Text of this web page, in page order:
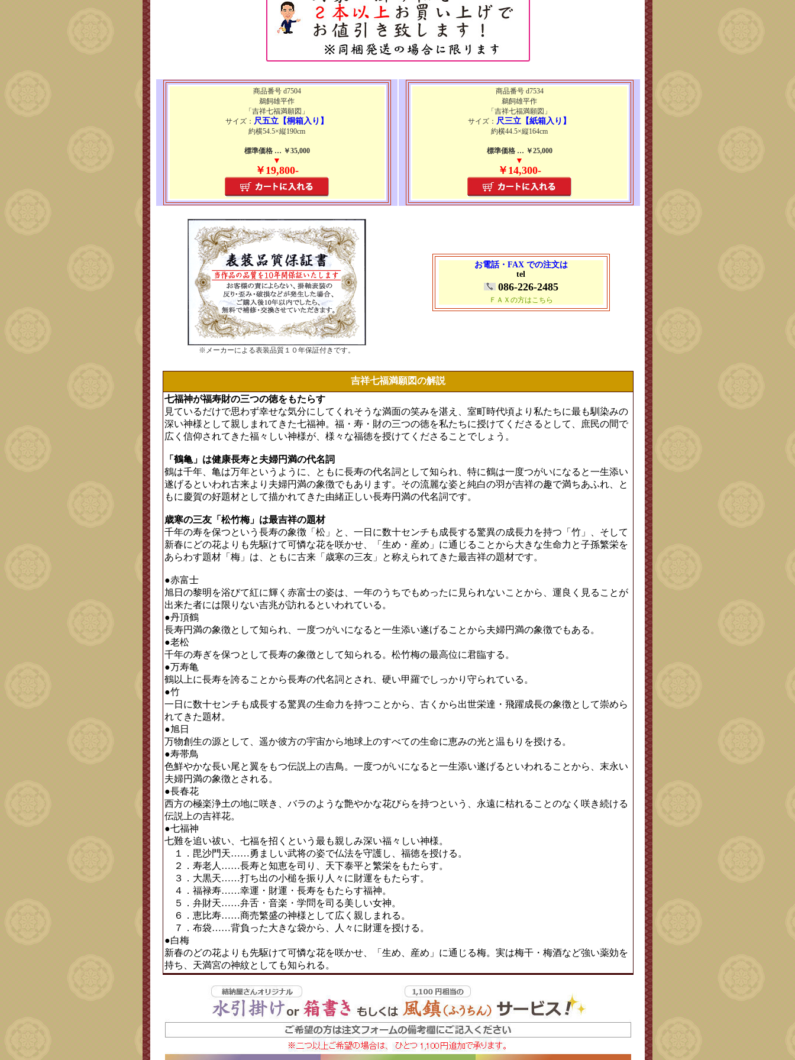
商品番号 d7504
鵜飼雄平作
「吉祥七福満願図」
サイズ： 尺五立【桐箱入り】
約横54.5×縦190cm
標準価格 … ￥35,000
▼
￥19,800-
商品番号 d7534
鵜飼雄平作
「吉祥七福満願図」
サイズ： 尺三立【紙箱入り】
約横44.5×縦164cm
標準価格 … ￥25,000
▼
￥14,300-
※メーカーによる表装品質１０年保証付きです。
お電話・FAX での注文は
tel
086-226-2485
ＦＡＸの方はこちら
吉祥七福満願図の解説
七福神が福寿財の三つの徳をもたらす
見ているだけで思わず幸せな気分にしてくれそうな満面の笑みを湛え、室町時代頃より私たちに最も馴染みの
深い神様として親しまれてきた七福神。福・寿・財の三つの徳を私たちに授けてくださるとして、庶民の間で
広く信仰されてきた福々しい神様が、様々な福徳を授けてくださることでしょう。
「鶴亀」は健康長寿と夫婦円満の代名詞
鶴は千年、亀は万年というように、ともに長寿の代名詞として知られ、特に鶴は一度つがいになると一生添い
遂げるといわれ古来より夫婦円満の象徴でもあります。その流麗な姿と純白の羽が吉祥の趣で満ちあふれ、と
もに慶賀の好題材として描かれてきた由緒正しい長寿円満の代名詞です。
歳寒の三友「松竹梅」は最吉祥の題材
千年の寿を保つという長寿の象徴「松」と、一日に数十センチも成長する驚異の成長力を持つ「竹」、そして
新春にどの花よりも先駆けて可憐な花を咲かせ、「生め・産め」に通じることから大きな生命力と子孫繁栄を
あらわす題材「梅」は、ともに古来「歳寒の三友」と称えられてきた最吉祥の題材です。
●赤富士
旭日の黎明を浴びて紅に輝く赤富士の姿は、一年のうちでもめったに見られないことから、運良く見ることが
出来た者には限りない吉兆が訪れるといわれている。
●丹頂鶴
長寿円満の象徴として知られ、一度つがいになると一生添い遂げることから夫婦円満の象徴でもある。
●老松
千年の寿ぎを保つとして長寿の象徴として知られる。松竹梅の最高位に君臨する。
●万寿亀
鶴以上に長寿を誇ることから長寿の代名詞とされ、硬い甲羅でしっかり守られている。
●竹
一日に数十センチも成長する驚異の生命力を持つことから、古くから出世栄達・飛躍成長の象徴として崇めら
れてきた題材。
●旭日
万物創生の源として、遥か彼方の宇宙から地球上のすべての生命に恵みの光と温もりを授ける。
●寿帯鳥
色鮮やかな長い尾と翼をもつ伝説上の吉鳥。一度つがいになると一生添い遂げるといわれることから、末永い
夫婦円満の象徴とされる。
●長春花
西方の極楽浄土の地に咲き、バラのような艶やかな花びらを持つという、永遠に枯れることのなく咲き続ける
伝説上の吉祥花。
●七福神
七難を追い祓い、七福を招くという最も親しみ深い福々しい神様。
１．毘沙門天……勇ましい武将の姿で仏法を守護し、福徳を授ける。
２．寿老人……長寿と知恵を司り、天下泰平と繁栄をもたらす。
３．大黒天……打ち出の小槌を振り人々に財運をもたらす。
４．福禄寿……幸運・財運・長寿をもたらす福神。
５．弁財天……弁舌・音楽・学問を司る美しい女神。
６．恵比寿……商売繁盛の神様として広く親しまれる。
７．布袋……背負った大きな袋から、人々に財運を授ける。
●白梅
新春のどの花よりも先駆けて可憐な花を咲かせ、「生め、産め」に通じる梅。実は梅干・梅酒など強い薬効を
持ち、天満宮の神紋としても知られる。